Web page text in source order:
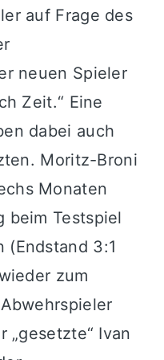
auf Frage des
neuen Spieler
Zeit.“ Eine
dabei auch
Moritz-Broni
Monaten
beim Testspiel
(Endstand 3:1
zum
„gesetzte“ Ivan